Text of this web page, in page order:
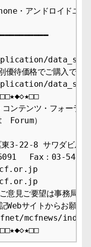
・アンドロイドユー
優待価格でご購入でき
ンテンツ・フォーラム
）
3-22-8 サワダビル
Fax：03-5468-
意見ご要望は事務局ま
Webサイトからお願い
mcfnews/